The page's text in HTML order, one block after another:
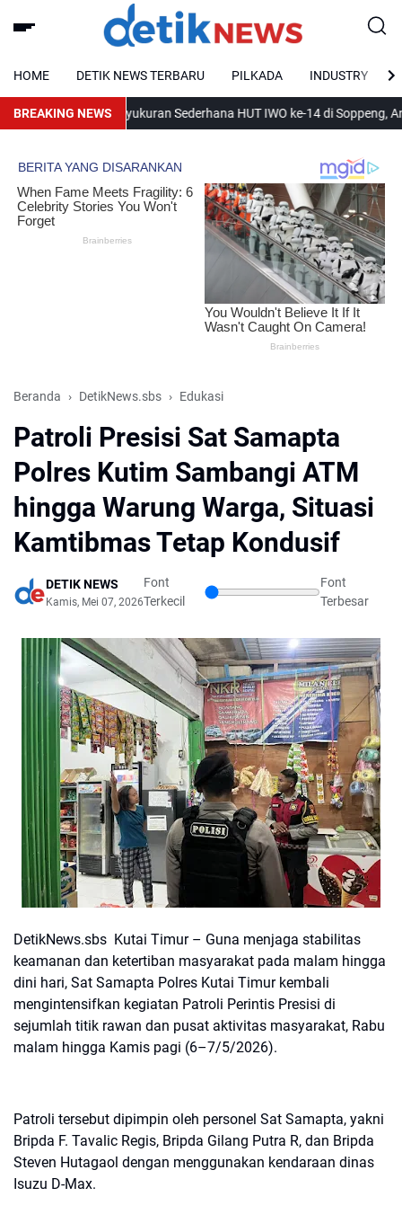
HOME DETIK NEWS TERBARU PILKADA INDUSTRY
BREAKING NEWSSyukuran Sederhana HUT IWO ke-14 di Soppeng, Andi
Beranda DetikNews.sbs Edukasi
Patroli Presisi Sat Samapta
Polres Kutim Sambangi ATM
hingga Warung Warga, Situasi
Kamtibmas Tetap Kondusif
DETIK NEWS
Kamis, Mei 07, 2026
Font
Terkecil
Font
Terbesar
DetikNews.sbs Kutai Timur – Guna menjaga stabilitas
keamanan dan ketertiban masyarakat pada malam hingga
dini hari, Sat Samapta Polres Kutai Timur kembali
mengintensifkan kegiatan Patroli Perintis Presisi di
sejumlah titik rawan dan pusat aktivitas masyarakat, Rabu
malam hingga Kamis pagi (6–7/5/2026).
Patroli tersebut dipimpin oleh personel Sat Samapta, yakni
Bripda F. Tavalic Regis, Bripda Gilang Putra R, dan Bripda
Steven Hutagaol dengan menggunakan kendaraan dinas
Isuzu D-Max.